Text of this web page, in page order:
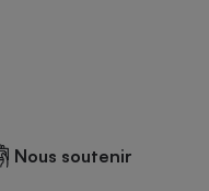
Nous soutenir